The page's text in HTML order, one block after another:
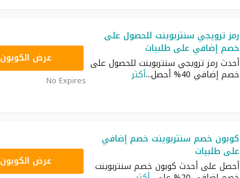
رمز ترويجي سنتربوينت للحصول على
خصم إضافي على طلبيات
أحدث رمز ترويجي سنتربوينت للحصول على
خصم إضافي 40% أحصل ...أكثر
ASMARعرض الكوبون
No Expires
كوبون خصم سنتربوينت خصم إضافي
على طلبيات
أحصل على أحدث كوبون خصم سنتربوينت
ASMARعرض الكوبون